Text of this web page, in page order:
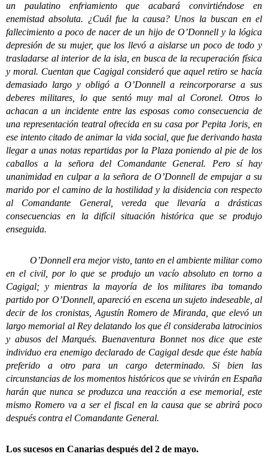
un paulatino enfriamiento que acabará convirtiéndose en
enemistad absoluta. ¿Cuál fue la causa? Unos la buscan en el
fallecimiento a poco de nacer de un hijo de O’Donnell y la lógica
depresión de su mujer, que los llevó a aislarse un poco de todo y
trasladarse al interior de la isla, en busca de la recuperación física
y moral. Cuentan que Cagigal consideró que aquel retiro se hacía
demasiado largo y obligó a O’Donnell a reincorporarse a sus
deberes militares, lo que sentó muy mal al Coronel. Otros lo
achacan a un incidente entre las esposas como consecuencia de
una representación teatral ofrecida en su casa por Pepita Joris, en
ese intento citado de animar la vida social, que fue derivando hasta
llegar a unas notas repartidas por la Plaza poniendo al pie de los
caballos a la señora del Comandante General. Pero sí hay
unanimidad en culpar a la señora de O’Donnell de empujar a su
marido por el camino de la hostilidad y la disidencia con respecto
al Comandante General, vereda que llevaría a drásticas
consecuencias en la difícil situación histórica que se produjo
enseguida.
O’Donnell era mejor visto, tanto en el ambiente militar como
en el civil, por lo que se produjo un vacío absoluto en torno a
Cagigal; y mientras la mayoría de los militares iba tomando
partido por O’Donnell, apareció en escena un sujeto indeseable, al
decir de los cronistas, Agustín Romero de Miranda, que elevó un
largo memorial al Rey delatando los que él consideraba latrocinios
y abusos del Marqués. Buenaventura Bonnet nos dice que este
individuo era enemigo declarado de Cagigal desde que éste había
preferido a otro para un cargo determinado. Si bien las
circunstancias de los momentos históricos que se vivirán en España
harán que nunca se produzca una reacción a ese memorial, este
mismo Romero va a ser el fiscal en la causa que se abrirá poco
después contra el Comandante General.
Los sucesos en Canarias después del 2 de mayo.